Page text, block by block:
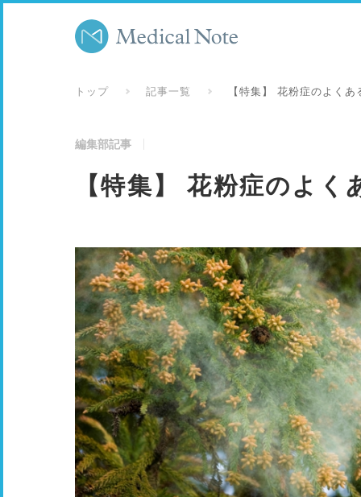
トップ 記事一覧 【特集】 花粉症のよくあ
編集部記事
【特集】 花粉症のよく